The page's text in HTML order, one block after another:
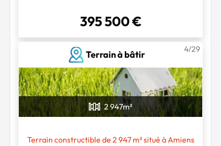
395 500 €
Terrain à bâtir
4/29
2 947m²
Terrain constructible de 2 947 m² situé à Amiens